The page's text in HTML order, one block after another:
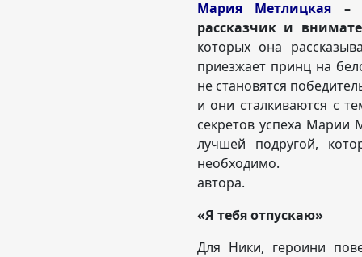
Мария Метлицкая–
рассказчик и
которых она
приезжает принц на
не становятся
и они сталкиваются с
секретов успеха Марии
лучшей подругой,
необходимо.
«Я тебя отпускаю»
Для Ники, героини